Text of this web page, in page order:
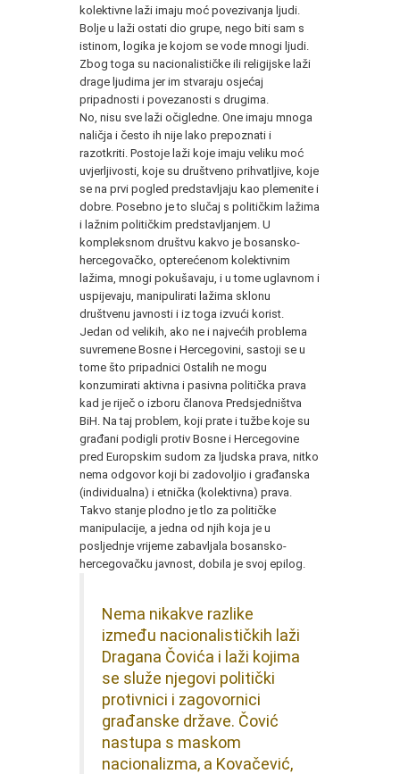
kolektivne laži imaju moć povezivanja ljudi.
Bolje u laži ostati dio grupe, nego biti sam s
istinom, logika je kojom se vode mnogi ljudi.
Zbog toga su nacionalističke ili religijske laži
drage ljudima jer im stvaraju osjećaj
pripadnosti i povezanosti s drugima.
No, nisu sve laži očigledne. One imaju mnoga
naličja i često ih nije lako prepoznati i
razotkriti. Postoje laži koje imaju veliku moć
uvjerljivosti, koje su društveno prihvatljive, koje
se na prvi pogled predstavljaju kao plemenite i
dobre. Posebno je to slučaj s političkim lažima
i lažnim političkim predstavljanjem. U
kompleksnom društvu kakvo je bosansko-
hercegovačko, opterećenom kolektivnim
lažima, mnogi pokušavaju, i u tome uglavnom i
uspijevaju, manipulirati lažima sklonu
društvenu javnosti i iz toga izvući korist.
Jedan od velikih, ako ne i najvećih problema
suvremene Bosne i Hercegovini, sastoji se u
tome što pripadnici Ostalih ne mogu
konzumirati aktivna i pasivna politička prava
kad je riječ o izboru članova Predsjedništva
BiH. Na taj problem, koji prate i tužbe koje su
građani podigli protiv Bosne i Hercegovine
pred Europskim sudom za ljudska prava, nitko
nema odgovor koji bi zadovoljio i građanska
(individualna) i etnička (kolektivna) prava.
Takvo stanje plodno je tlo za političke
manipulacije, a jedna od njih koja je u
posljednje vrijeme zabavljala bosansko-
hercegovačku javnost, dobila je svoj epilog.
Nema nikakve razlike
između nacionalističkih laži
Dragana Čovića i laži kojima
se služe njegovi politički
protivnici i zagovornici
građanske države. Čović
nastupa s maskom
nacionalizma, a Kovačević,